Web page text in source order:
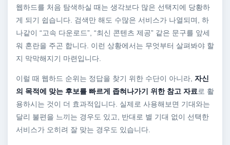
웹하드를 처음 탐색하실 때는 생각보다 많은 선택지에 당황하
게 되기 쉽습니다. 검색만 해도 수많은 서비스가 나열되며, 하
나같이 “고속 다운로드”, “최신 콘텐츠 제공” 같은 문구를 앞세
워 혼란을 주곤 합니다. 이런 상황에서는 무엇부터 살펴봐야 할
지 막막해지기 마련입니다.
이럴 때 웹하드 순위는 정답을 찾기 위한 수단이 아니라, 자신
의 목적에 맞는 후보를 빠르게 좁혀나가기 위한 참고 자료로 활
용하시는 것이 더 효과적입니다. 실제로 사용해보면 기대와는
달리 불편을 느끼는 경우도 있고, 반대로 별 기대 없이 선택한
서비스가 오히려 잘 맞는 경우도 있습니다.